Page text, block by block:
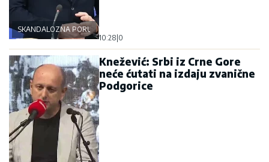
SKANDALOZNA PORUKA
10:28|0
Knežević: Srbi iz Crne Gore
neće ćutati na izdaju zvanične
Podgorice